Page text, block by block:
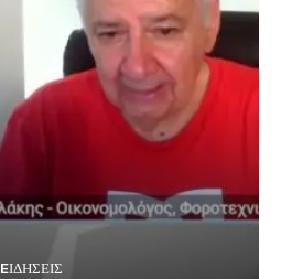
EΙΔΗΣΕΙΣ